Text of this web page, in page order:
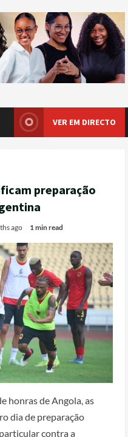
VER EM DIRECTO
preparação
ago 1 min read
honras de Angola, as
dia de preparação
contra a